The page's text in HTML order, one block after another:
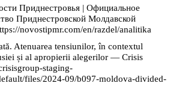
Приднестровья | Официальное
Приднестровской Молдавской
novostipmr.com/en/razdel/analitika
Atenuarea tensiunilor, în contextul
și al apropierii alegerilor — Crisis
staging-
files/2024-09/b097-moldova-divided-